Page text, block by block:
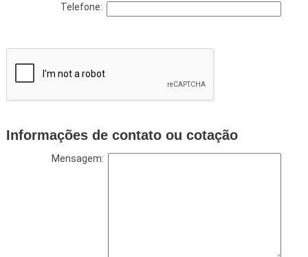
Telefone:
Informações de contato ou cotação
Mensagem: